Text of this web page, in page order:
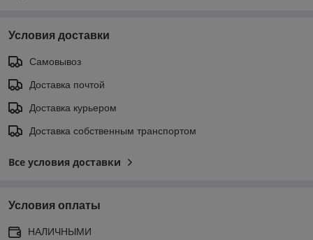
Условия доставки
Самовывоз
Доставка почтой
Доставка курьером
Доставка собственным транспортом
Все условия доставки
Условия оплаты
НАЛИЧНЫМИ